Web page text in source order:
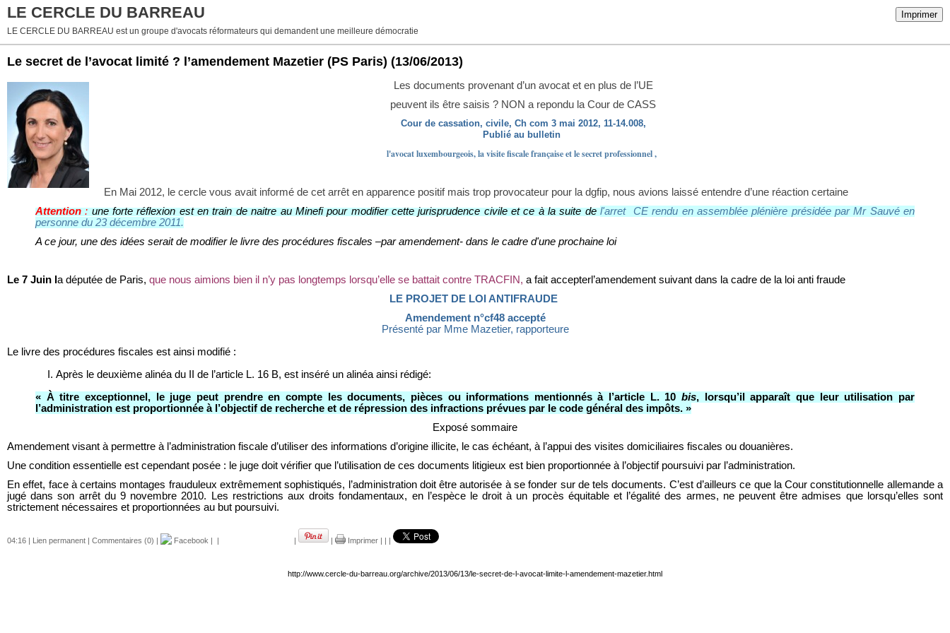
Imprimer
LE CERCLE DU BARREAU
LE CERCLE DU BARREAU est un groupe d'avocats réformateurs qui demandent une meilleure démocratie
Le secret de l’avocat limité ? l’amendement Mazetier (PS Paris) (13/06/2013)
Les documents provenant d’un avocat et en plus de l’UE
peuvent ils être saisis ? NON a repondu la Cour de CASS
Cour de cassation, civile, Ch com 3 mai 2012, 11-14.008,
Publié au bulletin
l'avocat luxembourgeois, la visite fiscale française et le secret professionnel ,
En Mai 2012, le cercle vous avait informé de cet arrêt en apparence positif mais trop provocateur pour la dgfip, nous avions laissé entendre d’une réaction certaine
Attention :une forte réflexion est en train de naitre au Minefi pour modifier cette jurisprudence civile et ce à la suite del'arret CE rendu en assemblée plénière présidée par Mr Sauvé en
personne du 23 décembre 2011.
A ce jour, une des idées serait de modifier le livre des procédures fiscales –par amendement- dans le cadre d'une prochaine loi
Le 7 Juin l a députée de Paris, que nous aimions bien il n’y pas longtemps lorsqu’elle se battait contre TRACFIN, a fait accepterl’amendement suivant dans la cadre de la loi anti fraude
LE PROJET DE LOI ANTIFRAUDE
Amendement n°cf48accepté
Présenté par Mme Mazetier, rapporteure
Le livre des procédures fiscales est ainsi modifié :
I. Après le deuxième alinéa du II de l’article L. 16 B, est inséré un alinéa ainsi rédigé:
« À titre exceptionnel, le juge peut prendre en compte les documents, pièces ou informations mentionnés à l’article L. 10bis, lorsqu’il apparaît que leur utilisation par
l’administration est proportionnée à l’objectif de recherche et de répression des infractions prévues par le code général des impôts. »
Exposé sommaire
Amendement visant à permettre à l’administration fiscale d’utiliser des informations d’origine illicite, le cas échéant, à l’appui des visites domiciliaires fiscales ou douanières.
Une condition essentielle est cependant posée : le juge doit vérifier que l’utilisation de ces documents litigieux est bien proportionnée à l’objectif poursuivi par l’administration.
En effet, face à certains montages frauduleux extrêmement sophistiqués, l’administration doit être autorisée à se fonder sur de tels documents. C’est d’ailleurs ce que la Cour constitutionnelle allemande a
jugé dans son arrêt du 9 novembre 2010. Les restrictions aux droits fondamentaux, en l’espèce le droit à un procès équitable et l’égalité des armes, ne peuvent être admises que lorsqu’elles sont
strictement nécessaires et proportionnées au but poursuivi.
04:16 | Lien permanent | Commentaires (0) | Facebook | | | | Imprimer | | |
http://www.cercle-du-barreau.org/archive/2013/06/13/le-secret-de-l-avocat-limite-l-amendement-mazetier.html